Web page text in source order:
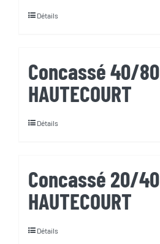
Détails
Concassé 40/80
HAUTECOURT
Détails
Concassé 20/40
HAUTECOURT
Détails